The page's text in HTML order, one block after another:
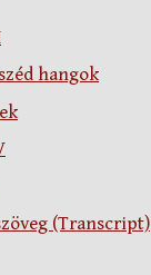
hangok
(Transcript)